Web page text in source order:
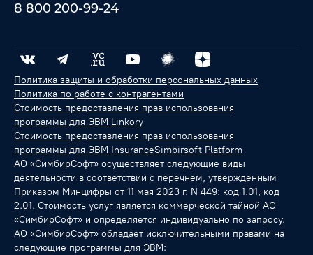
8 800 200-99-24
Политика защиты и обработки персональных данных
Политика по работе с контрагентами
Стоимость предоставления прав использования
программы для ЭВМ Linkory
Стоимость предоставления прав использования
программы для ЭВМ InsuranceSimbirsoft Platform
АО «СимбирСофт» осуществляет следующие виды
деятельности в соответствии с перечнем, утвержденным
Приказом Минцифры от 11 мая 2023 г. N 449: код 1.01, код
2.01. Стоимость услуг является коммерческой тайной АО
«СимбирСофт» и определяется индивидуально по запросу.
АО «СимбирСофт» обладает исключительными правами на
следующие программы для ЭВМ: